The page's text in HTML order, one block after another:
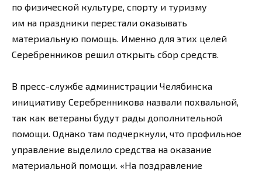
по физической культуре, спорту и туризму
им на праздники перестали оказывать
материальную помощь. Именно для этих целей
Серебренников решил открыть сбор средств.
В пресс-службе администрации Челябинска
инициативу Серебренникова назвали похвальной,
так как ветераны будут рады дополнительной
помощи. Однако там подчеркнули, что профильное
управление выделило средства на оказание
материальной помощи. «На поздравление